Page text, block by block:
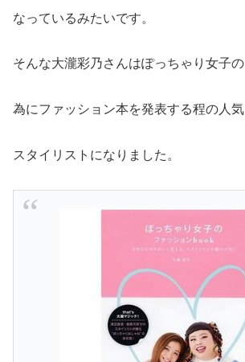
なっているみたいです。
そんな大瀧彩乃さんはぽっちゃり女子の
為にファッション本を発表する程の人気
スタイリストになりました。